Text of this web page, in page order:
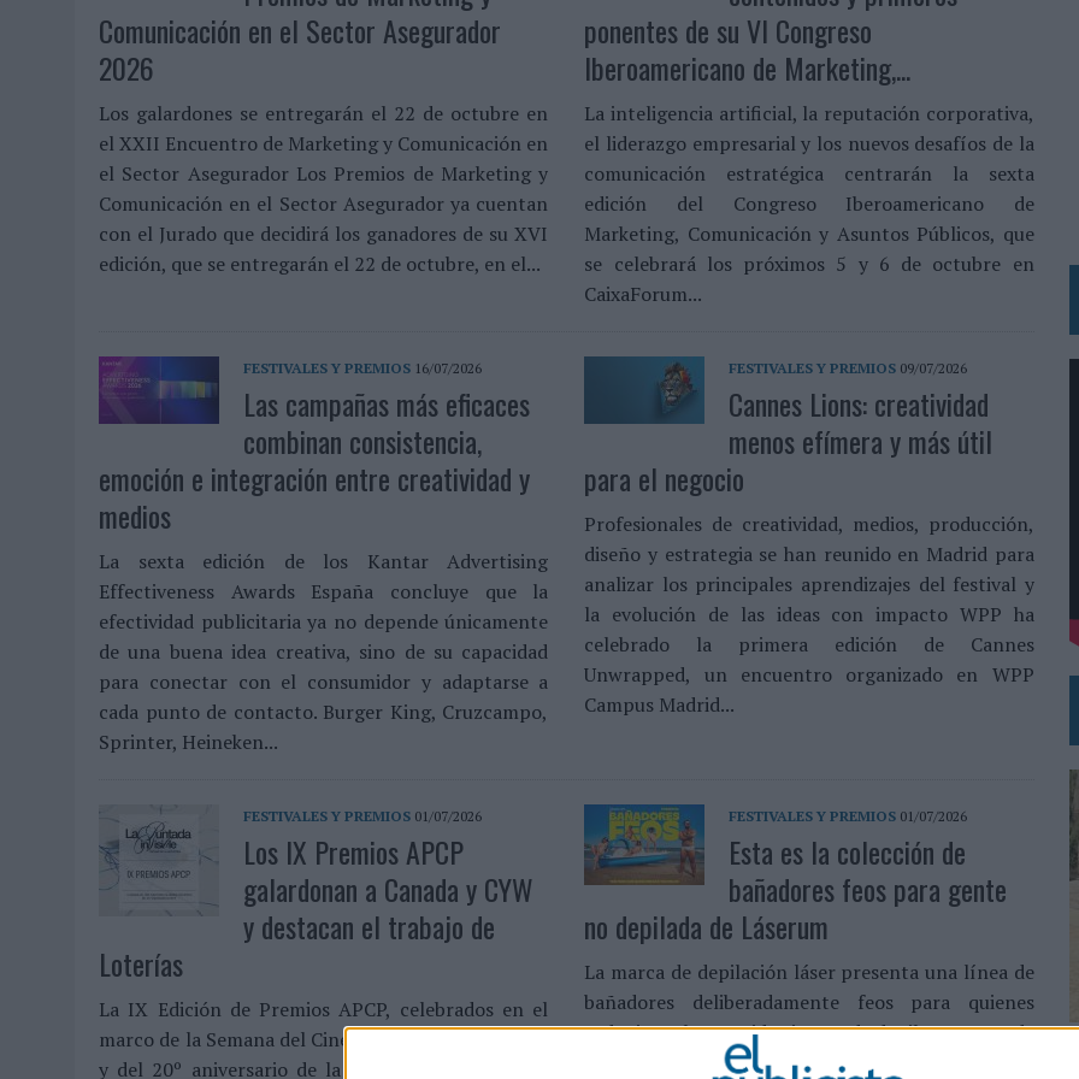
EL VERANO PONE A PRUEBA LA ESTRATEGIA DIGITAL DE LAS MARCAS
07/08/2026 | VUELING CONVIERTE LOS RECUERDOS EN SOUVENIRS CON IA
07/08/2026
CUANDO SE APAGUE EL SOL, EL ECLIPSE DE 2026 PONDRÁ A PRUEBA LA CREATIVIDAD DE LAS MARCAS
06/08/2026 | ‘LA VUELTA’, DE FENOMENAL PARA MÁLAGA CF
06/08/2026 | SIETE DE CADA DIEZ EMPRESAS ESPAÑOLAS NO INTEGRAN LA INFANCIA EN SU ESTRATEGIA
06/08/2026 | LA TELEVISIÓN SIGUE LIDERANDO EL CONSUMO DE MEDIOS EN VERANO Y SUPERA AL MÓVIL COMO DISPOSITIVO MÁS UTILIZADO
06/08/2026 | EL USO DE LA IA GENERATIVA ALCANZA YA AL 62% DE LOS ESPAÑOLES
SYSTEM1 NOMBRA A KIMBERLY BASTONI COMO NUEVA DIRECTORA COMERCIAL GLOBAL
LA IA ESTÁ SUBIENDO EL LISTÓN DE LA CREATIVIDAD
05/08/2026
BEON WORLDWIDE LANZA RAÍZ URBANA PARA TRANSFORMAR EL PATRIMONIO HISTÓRICO EN ACTIVOS CULTURALES Y ECONÓMICOS
FABRA COMUNICACIÓN INCORPORA A CASONÁ Y ASUME LA GESTIÓN DE SUS RELACIONES CON LOS MEDIOS
05/08/2026
LOPESAN HOTELS & RESORTS ACERCA EL PARAÍSO CANARIO EN SU ÚLTIMA CAMPAÑA INTERNACIONAL
05/08/2026
LUIS ARQUILLOS (BURGO DE ARIAS): “LA CONSTRUCCIÓN DE MARCA A LARGO PLAZO Y LA MEDICIÓN SON DOS CARAS DE LA MISMA
MONEDA”
07/08/2026 | ‘ALEXIA PUTELLAS X GALAXY Z FOLD8 – SIN LÍMITES’, DE CHEIL SPAIN PARA SAMSUNG ELECTRONICS IBERIA
Comunicación en el Sector Asegurador
2026
Los galardones se entregarán el 22 de octubre en
el XXII Encuentro de Marketing y Comunicación en
el Sector Asegurador Los Premios de Marketing y
Comunicación en el Sector Asegurador ya cuentan
con el Jurado que decidirá los ganadores de su XVI
edición, que se entregarán el 22 de octubre, en el...
ponentes de su VI Congreso
Iberoamericano de Marketing,...
La inteligencia artificial, la reputación corporativa,
el liderazgo empresarial y los nuevos desafíos de la
comunicación estratégica centrarán la sexta
edición del Congreso Iberoamericano de
Marketing, Comunicación y Asuntos Públicos, que
se celebrará los próximos 5 y 6 de octubre en
CaixaForum...
FESTIVALES Y PREMIOS 16/07/2026
Las campañas más eficaces
combinan consistencia,
emoción e integración entre creatividad y
medios
La sexta edición de los Kantar Advertising
Effectiveness Awards España concluye que la
efectividad publicitaria ya no depende únicamente
de una buena idea creativa, sino de su capacidad
para conectar con el consumidor y adaptarse a
cada punto de contacto. Burger King, Cruzcampo,
Sprinter, Heineken...
FESTIVALES Y PREMIOS 09/07/2026
Cannes Lions: creatividad
menos efímera y más útil
para el negocio
Profesionales de creatividad, medios, producción,
diseño y estrategia se han reunido en Madrid para
analizar los principales aprendizajes del festival y
la evolución de las ideas con impacto WPP ha
celebrado la primera edición de Cannes
Unwrapped, un encuentro organizado en WPP
Campus Madrid...
FESTIVALES Y PREMIOS 01/07/2026
Los IX Premios APCP
galardonan a Canada y CYW
y destacan el trabajo de
Loterías
La IX Edición de Premios APCP, celebrados en el
marco de la Semana del Cine Publicitario de Madrid
y del 20º aniversario de la Asociación, se celebró
FESTIVALES Y PREMIOS 01/07/2026
Esta es la colección de
bañadores feos para gente
no depilada de Láserum
La marca de depilación láser presenta una línea de
bañadores deliberadamente feos para quienes
todavía no han tenido tiempo de depilarse antes de
ir a la playa ¿Puede ser algo feo, diseñado a